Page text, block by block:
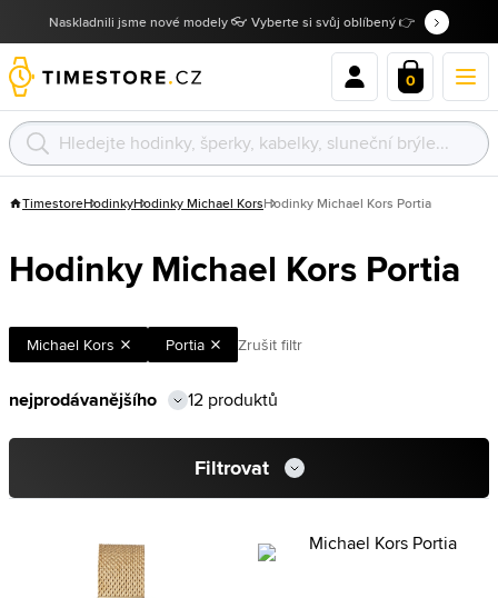
Naskladnili jsme nové modely 👓 Vyberte si svůj oblíbený 👉
0
TimestoreHodinkyHodinky Michael KorsHodinky Michael Kors Portia
Hodinky Michael Kors Portia
Michael Kors Portia Zrušit filtr
12 produktů
Filtrovat